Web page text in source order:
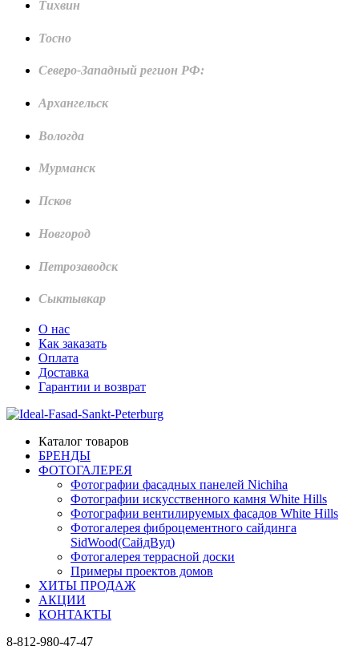
Тихвин
Тосно
Северо-Западный регион РФ:
Архангельск
Вологда
Мурманск
Псков
Новгород
Петрозаводск
Сыктывкар
О нас
Как заказать
Оплата
Доставка
Гарантии и возврат
Каталог товаров
БРЕНДЫ
ФОТОГАЛЕРЕЯ
Фотографии фасадных панелей Nichiha
Фотографии искусственного камня White Hills
Фотографии вентилируемых фасадов White Hills
Фотогалерея фиброцементного сайдинга
SidWood(СайдВуд)
Фотогалерея террасной доски
Примеры проектов домов
ХИТЫ ПРОДАЖ
АКЦИИ
КОНТАКТЫ
8-812-980-47-47